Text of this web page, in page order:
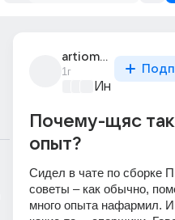
artiom_dzhertriks
1г
Почему-щяс
опыт?
Сидел в чате по сборке
советы – как обычно,
много опыта нафармил. И